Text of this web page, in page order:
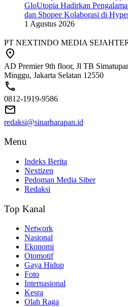
GloUtopia Hadirkan
dan Shopee Kolaborasi di
1 Agustus 2026
PT NEXTINDO MEDIA
AD Premier 9th floor, Jl TB
Minggu, Jakarta Selatan 12550
0812-1919-9586
redaksi@sinarharapan.id
Menu
Indeks Berita
Nextizen
Pedoman Media Siber
Redaksi
Top Kanal
Network
Nasional
Ekonomi
Otomotif
Gaya Hidup
Foto
Internasional
Kesra
Olah Raga